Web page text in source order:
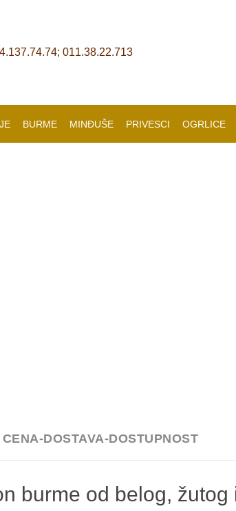
011.38.22.713
BURME MINĐUŠE PRIVESCI OGRLICE
CENA-DOSTAVA-DOSTUPNOST
burme od belog, žutog